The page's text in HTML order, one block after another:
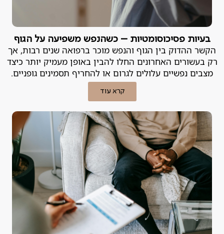
בעיות פסיכוסומטיות – כשהנפש משפיעה על הגוף
הקשר ההדוק בין הגוף והנפש מוכר ברפואה שנים רבות, אך
רק בעשורים האחרונים החלו להבין באופן מעמיק יותר כיצד
מצבים נפשיים עלולים לגרום או להחריף תסמינים גופניים.
קרא עוד